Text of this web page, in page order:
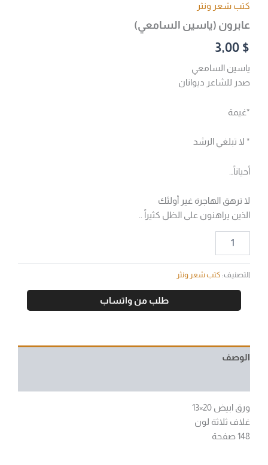
كتب شعر ونثر
عابرون (ياسين السامعي)
3,00 $
ياسين السامعي
صدر للشاعر ديوانان
*غيمة
* لا تبلغي الرشد
أحياناً…
لا ترهق الهاجرة غير أولئك
الذين يراهنون على الظل كثيراً ..
التصنيف: كتب شعر ونثر
طلب من واتساب
الوصف
ورق ابيض 20×13
غلاف ثلاثة لون
148 صفحة